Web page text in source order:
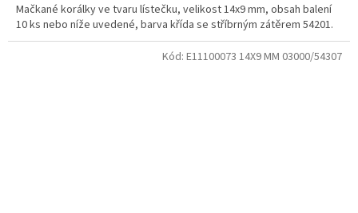
Mačkané korálky ve tvaru lístečku, velikost 14x9 mm, obsah balení
10 ks nebo níže uvedené, barva křída se stříbrným zátěrem 54201.
Kód: E11100073 14X9 MM 03000/54307